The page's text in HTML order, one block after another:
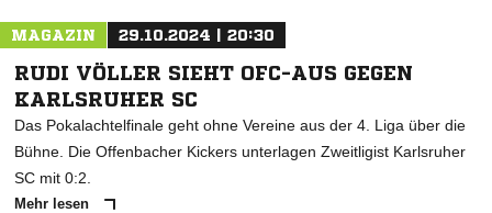
MAGAZIN 29.10.2024 | 20:30
RUDI VÖLLER SIEHT OFC-AUS GEGEN
KARLSRUHER SC
Das Pokalachtelfinale geht ohne Vereine aus der 4. Liga über die
Bühne. Die Offenbacher Kickers unterlagen Zweitligist Karlsruher
SC mit 0:2.
Mehr lesen